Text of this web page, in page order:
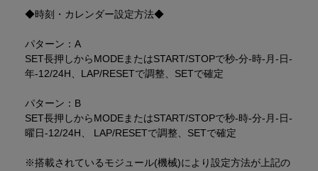
◆時刻・カレンダー設定方法◆
パターン：A
SET長押しからMODEまたはSTART/STOPで秒-分-時-月-日-
年-12/24H、LAP/RESETで調整、SETで確定
パターン：B
SET長押しからMODEまたはSTART/STOPで秒-時-分-月-日-
曜日-12/24H、 LAP/RESETで調整、SETで確定
※搭載されているモジュール(機械)により設定方法が上記の